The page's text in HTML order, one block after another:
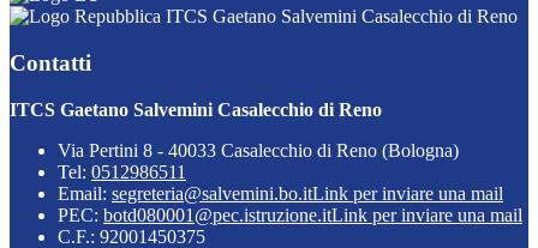
ITCS Gaetano Salvemini Casalecchio di Reno
Contatti
ITCS Gaetano Salvemini Casalecchio di Reno
Via Pertini 8 - 40033 Casalecchio di Reno (Bologna)
Tel: 0512986511
Email: segreteria@salvemini.bo.itLink per inviare una mail
PEC: botd080001@pec.istruzione.itLink per inviare una mail
C.F.: 92001450375